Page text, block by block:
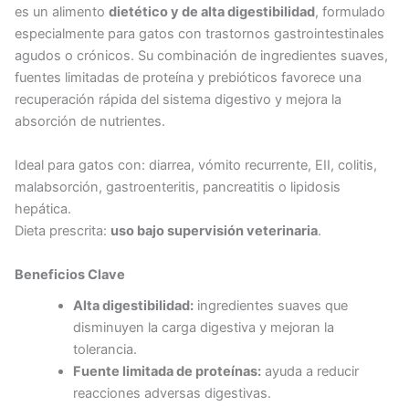
es un alimento dietético y de alta digestibilidad, formulado
especialmente para gatos con trastornos gastrointestinales
agudos o crónicos. Su combinación de ingredientes suaves,
fuentes limitadas de proteína y prebióticos favorece una
recuperación rápida del sistema digestivo y mejora la
absorción de nutrientes.
Ideal para gatos con: diarrea, vómito recurrente, EII, colitis,
malabsorción, gastroenteritis, pancreatitis o lipidosis
hepática.
Dieta prescrita: uso bajo supervisión veterinaria.
Beneficios Clave
Alta digestibilidad:ingredientes suaves que
disminuyen la carga digestiva y mejoran la
tolerancia.
Fuente limitada de proteínas:ayuda a reducir
reacciones adversas digestivas.